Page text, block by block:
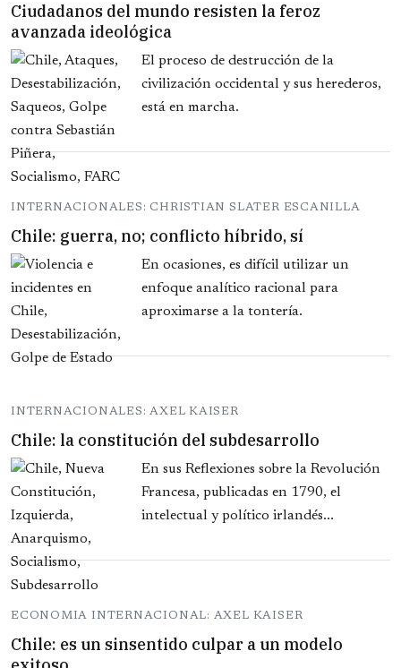
Ciudadanos del mundo resisten la feroz
avanzada ideológica
El proceso de destrucción de la
civilización occidental y sus herederos,
está en marcha.
INTERNACIONALES: CHRISTIAN SLATER ESCANILLA
Chile: guerra, no; conflicto híbrido, sí
En ocasiones, es difícil utilizar un
enfoque analítico racional para
aproximarse a la tontería.
INTERNACIONALES: AXEL KAISER
Chile: la constitución del subdesarrollo
En sus Reflexiones sobre la Revolución
Francesa, publicadas en 1790, el
intelectual y político irlandés...
ECONOMIA INTERNACIONAL: AXEL KAISER
Chile: es un sinsentido culpar a un modelo